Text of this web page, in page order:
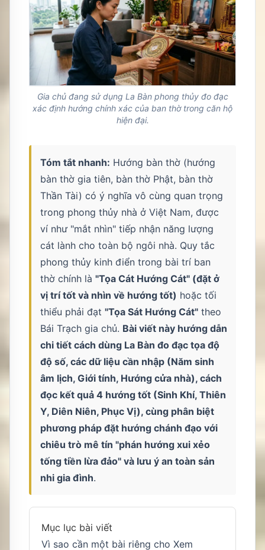
Gia chủ đang sử dụng La Bàn phong thủy đo đạc
xác định hướng chính xác của ban thờ trong căn hộ
hiện đại.
Tóm tắt nhanh: Hướng bàn thờ (hướng
bàn thờ gia tiên, bàn thờ Phật, bàn thờ
Thần Tài) có ý nghĩa vô cùng quan trọng
trong phong thủy nhà ở Việt Nam, được
ví như "mắt nhìn" tiếp nhận năng lượng
cát lành cho toàn bộ ngôi nhà. Quy tắc
phong thủy kinh điển trong bài trí ban
thờ chính là "Tọa Cát Hướng Cát" (đặt ở
vị trí tốt và nhìn về hướng tốt) hoặc tối
thiểu phải đạt "Tọa Sát Hướng Cát" theo
Bái Trạch gia chủ. Bài viết này hướng dẫn
chi tiết cách dùng La Bàn đo đạc tọa độ
độ số, các dữ liệu cần nhập (Năm sinh
âm lịch, Giới tính, Hướng cửa nhà), cách
đọc kết quả 4 hướng tốt (Sinh Khí, Thiên
Y, Diên Niên, Phục Vị), cùng phân biệt
phương pháp đặt hướng chánh đạo với
chiêu trò mê tín "phán hướng xui xẻo
tống tiền lừa đảo" và lưu ý an toàn sản
nhi gia đình.
Mục lục bài viết
Vì sao cần một bài riêng cho Xem